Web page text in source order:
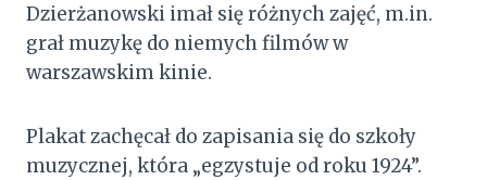
Dzierżanowski imał się różnych zajęć, m.in.
grał muzykę do niemych filmów w
warszawskim kinie.
Plakat zachęcał do zapisania się do szkoły
muzycznej, która „egzystuje od roku 1924”.